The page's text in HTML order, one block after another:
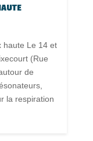
haute Le 14 et
(Rue
de
la respiration